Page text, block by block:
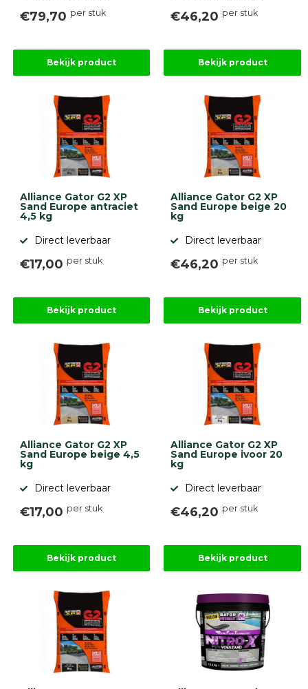
€79,70 per stuk
Bekijk product
€46,20 per stuk
Bekijk product
Alliance Gator G2 XP
Sand Europe antraciet
4,5 kg
Direct leverbaar
€17,00 per stuk
Bekijk product
Alliance Gator G2 XP
Sand Europe beige 20
kg
Direct leverbaar
€46,20 per stuk
Bekijk product
Alliance Gator G2 XP
Sand Europe beige 4,5
kg
Direct leverbaar
€17,00 per stuk
Bekijk product
Alliance Gator G2 XP
Sand Europe ivoor 20
kg
Direct leverbaar
€46,20 per stuk
Bekijk product